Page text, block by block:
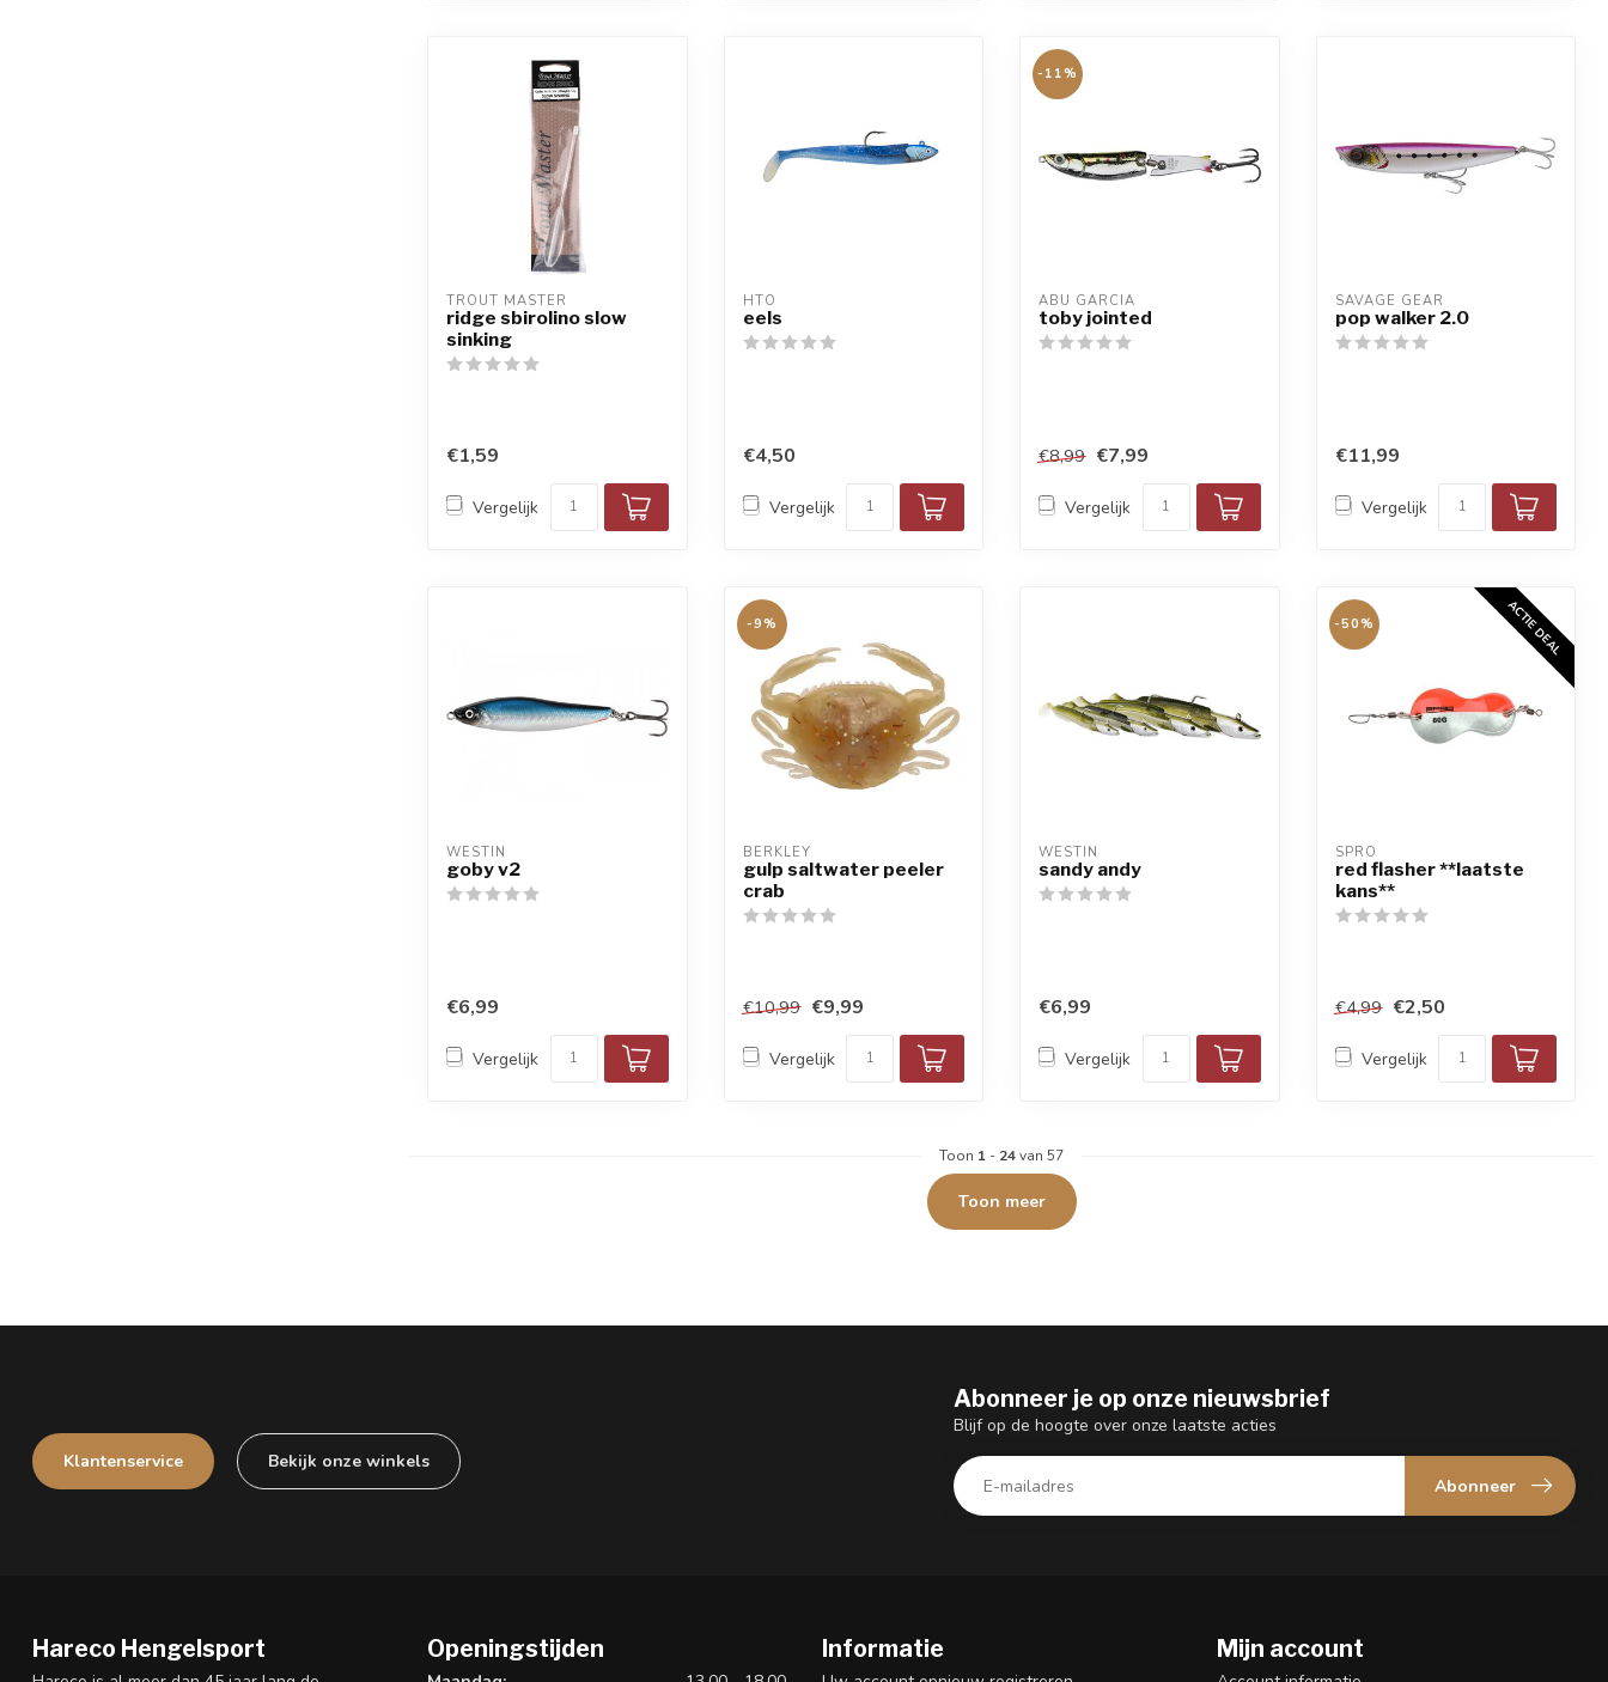
TROUT MASTER
ridge sbirolino slow
sinking
€1,59
Vergelijk
HTO
eels
€4,50
Vergelijk
-11%
ABU GARCIA
toby jointed
€8,99 €7,99
Vergelijk
SAVAGE GEAR
pop walker 2.0
€11,99
Vergelijk
WESTIN
goby v2
€6,99
Vergelijk
-9%
BERKLEY
gulp saltwater peeler
crab
€10,99 €9,99
Vergelijk
WESTIN
sandy andy
€6,99
Vergelijk
ACTIE DEAL
-50%
SPRO
red flasher **laatste
kans**
€4,99 €2,50
Vergelijk
Toon 1 - 24van 57
Toon meer
Klantenservice Bekijk onze winkels
Abonneer je op onze nieuwsbrief
Blijf op de hoogte over onze laatste acties
Abonneer
Hareco Hengelsport Openingstijden Informatie Mijn account